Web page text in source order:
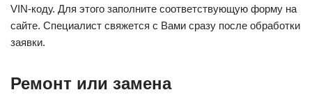
VIN-коду. Для этого заполните соответствующую форму на
сайте. Специалист свяжется с Вами сразу после обработки
заявки.
Ремонт или замена